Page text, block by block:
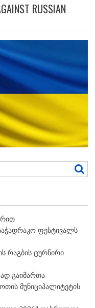
RUSSIAN
ფესტივალს
რაგბის ტურნირი
გაიმართა
მუნიციპალიტეტის